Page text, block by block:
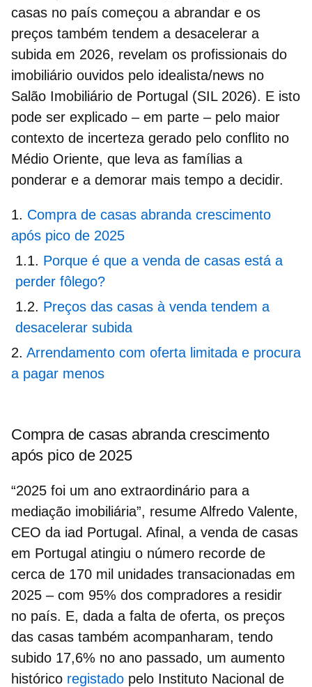
casas no país começou a abrandar e os
preços também tendem a desacelerar a
subida em 2026, revelam os profissionais do
imobiliário ouvidos pelo idealista/news no
Salão Imobiliário de Portugal (SIL 2026). E isto
pode ser explicado – em parte – pelo maior
contexto de incerteza gerado pelo conflito no
Médio Oriente, que leva as famílias a
ponderar e a demorar mais tempo a decidir.
Compra de casas abranda crescimento
após pico de 2025
Porque é que a venda de casas está a
perder fôlego?
Preços das casas à venda tendem a
desacelerar subida
Arrendamento com oferta limitada e procura
a pagar menos
Compra de casas abranda crescimento
após pico de 2025
“2025 foi um ano extraordinário para a
mediação imobiliária”, resume Alfredo Valente,
CEO da iad Portugal. Afinal, a venda de casas
em Portugal atingiu o número recorde de
cerca de 170 mil unidades transacionadas em
2025 – com 95% dos compradores a residir
no país. E, dada a falta de oferta, os preços
das casas também acompanharam, tendo
subido 17,6% no ano passado, um aumento
histórico registado pelo Instituto Nacional de